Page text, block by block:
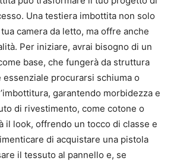
Una testiera imbottita non solo
camera da letto, ma offre anche
Per iniziare, avrai bisogno di un
base, che fungerà da struttura
procurarsi schiuma o
garantendo morbidezza e
di rivestimento, come cotone o
il look, offrendo un tocco di classe e
di acquistare una pistola
il tessuto al pannello e, se